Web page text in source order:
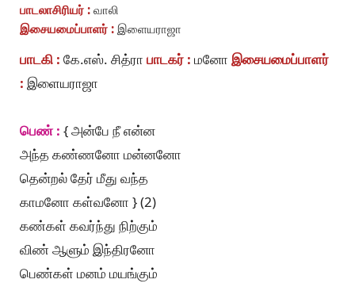
பாடலாசிரியர் : வாலி
இசையமைப்பாளர் : இளையராஜா
பாடகி : கே.எஸ். சித்ரா பாடகர் : மனோ இசையமைப்பாளர்
: இளையராஜா
பெண் : { அன்பே நீ என்ன
அந்த கண்ணனோ மன்னனோ
தென்றல் தேர் மீது வந்த
காமனோ கள்வனோ } (2)
கண்கள் கவர்ந்து நிற்கும்
விண் ஆளும் இந்திரனோ
பெண்கள் மனம் மயங்கும்